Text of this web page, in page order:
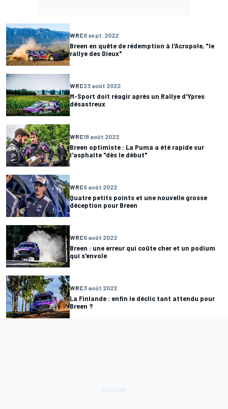
WRC8 sept. 2022
Breen en quête de rédemption à l'Acropole, "le
rallye des Dieux"
WRC23 août 2022
M-Sport doit réagir après un Rallye d'Ypres
désastreux
WRC18 août 2022
Breen optimiste : La Puma a été rapide sur
l'asphalte "dès le début"
WRC9 août 2022
Quatre petits points et une nouvelle grosse
déception pour Breen
WRC6 août 2022
Breen : une erreur qui coûte cher et un podium
qui s'envole
WRC3 août 2022
La Finlande : enfin le déclic tant attendu pour
Breen ?